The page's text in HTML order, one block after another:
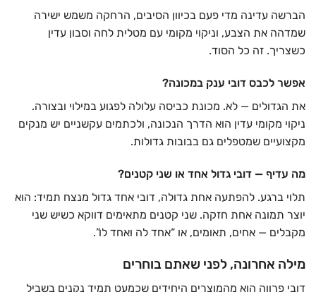
הברשה עדינה מדי פעם בכיוון הסיבים, הרחקה משמש ישירה
שמדהה את הצבע, וניקוי מקומי עם מטלית לחה וסבון עדין
כשצריך. זה כל הסוד.
אפשר לכבס דובי ענק במכונה?
את הגדולים — לא. מכונת כביסה עלולה לפגוע במילוי ובצורה.
ניקוי מקומי עדין הוא הדרך הנכונה, ולכתמים עקשניים יש מנקים
מקצועיים שמטפלים גם בבובות גדולות.
מה עדיף — דובי גדול אחד או שני קטנים?
תלוי ברגע. להפתעה אחת גדולה, דובי אחד גדול מנצח תמיד: הוא
יוצר תמונה אחת חזקה. שני קטנים מתאימים דווקא כשיש שני
מקבלים — אחים, תאומים, או “אחד לה ואחד לו”.
מילה אחרונה, לפני שאתם בוחרים
דובי פרווה הוא מהמוצרים היחידים שכמעט תמיד נקנים בשביל